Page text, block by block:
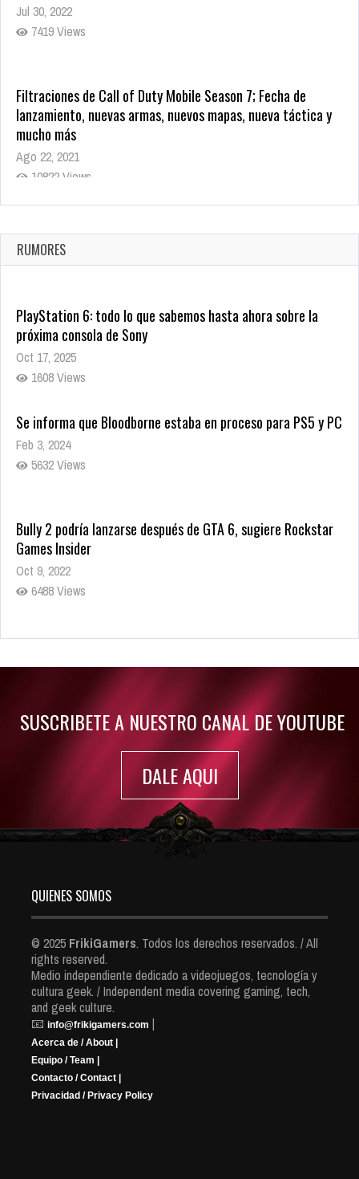
Jul 30, 2022
7419 Views
Filtraciones de Call of Duty Mobile Season 7; Fecha de
lanzamiento, nuevas armas, nuevos mapas, nueva táctica y
mucho más
Ago 22, 2021
10822 Views
La configuración de Call of Duty 2021 aparentemente ya fue
Ago 8, 2021
10007 Views
RUMORES
PlayStation 6: todo lo que sabemos hasta ahora sobre la
próxima consola de Sony
Oct 17, 2025
1608 Views
Se informa que Bloodborne estaba en proceso para PS5 y PC
Feb 3, 2024
5632 Views
Bully 2 podría lanzarse después de GTA 6, sugiere Rockstar
Games Insider
Oct 9, 2022
6488 Views
Rumor: Se filtran los primeros detalles de Resident Evil 9
SUSCRIBETE A NUESTRO CANAL DE YOUTUBE
DALE AQUI
QUIENES SOMOS
© 2025 FrikiGamers. Todos los derechos reservados. / All
rights reserved.
Medio independiente dedicado a videojuegos, tecnología y
cultura geek. / Independent media covering gaming, tech,
and geek culture.
📧 info@frikigamers.com |
Acerca de / About |
Equipo / Team |
Contacto / Contact |
Privacidad / Privacy Policy